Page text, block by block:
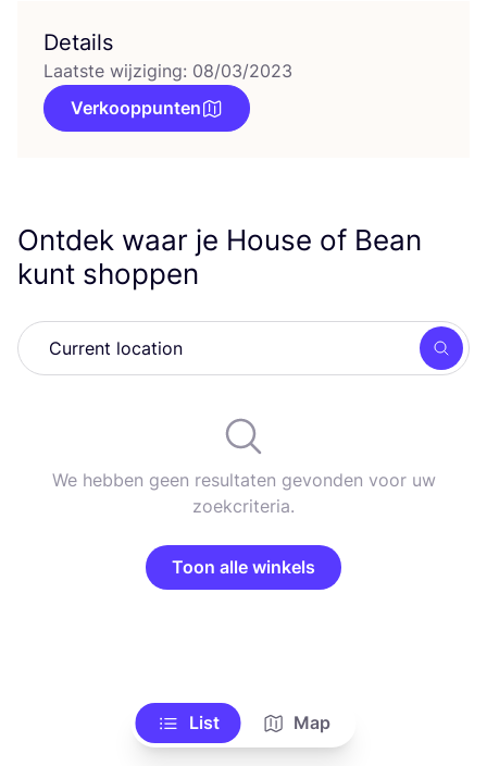
Details
Laatste wijziging: 08/03/2023
Verkooppunten
Ontdek waar je House of Bean
kunt shoppen
Zoek
We hebben geen resultaten gevonden voor uw
zoekcriteria.
Toon alle winkels
List Map